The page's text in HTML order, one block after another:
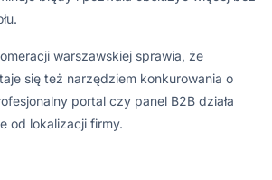
warszawskiej sprawia, że
się też narzędziem konkurowania o
portal czy panel B2B działa
od lokalizacji firmy.